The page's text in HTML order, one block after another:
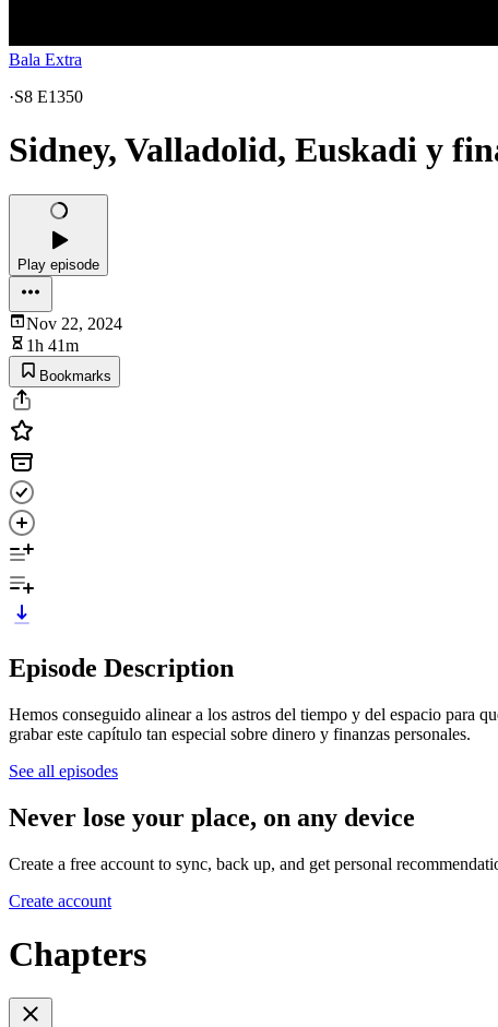
Bala Extra
·S8 E1350
Sidney, Valladolid, Euskadi y
Play episode
Nov 22, 2024
1h 41m
Bookmarks
Episode Description
Hemos conseguido alinear a los astros del tiempo y del espacio para
grabar este capítulo tan especial sobre dinero y finanzas personales.
See all episodes
Never lose your place, on any device
Create a free account to sync, back up, and get personal
Create account
Chapters